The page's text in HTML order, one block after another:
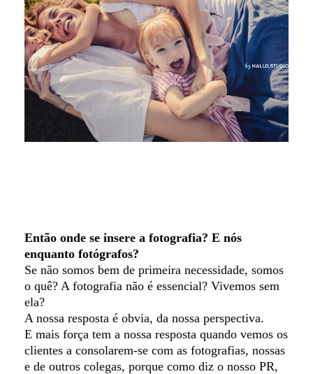
Então onde se insere a fotografia? E nós
enquanto fotógrafos?
Se não somos bem de primeira necessidade, somos
o quê? A fotografia não é essencial? Vivemos sem
ela?
A nossa resposta é obvia, da nossa perspectiva.
E mais força tem a nossa resposta quando vemos os
clientes a consolarem-se com as fotografias, nossas
e de outros colegas, porque como diz o nosso PR,